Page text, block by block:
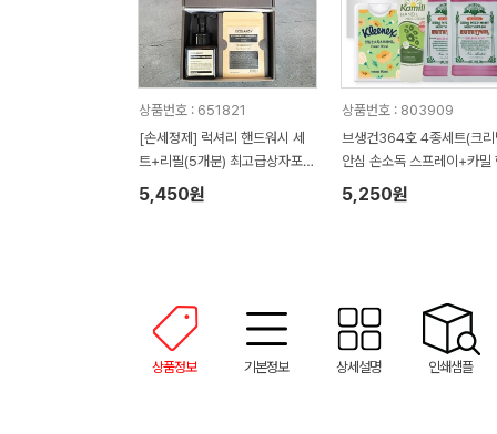
상품번호 : 651821
[손세정제] 럭셔리 핸드워시 세
트+리필(5개분) 최고급상자포함
(UV 칼라인쇄 가능)
5,450원
상품번호 : 803909
브생건364호 4종세트(크리
안심 손소독 스프레이+카밀
크림+유시몰 가글2매)
5,250원
상품정보 기본정보 상세설명 인쇄샘플